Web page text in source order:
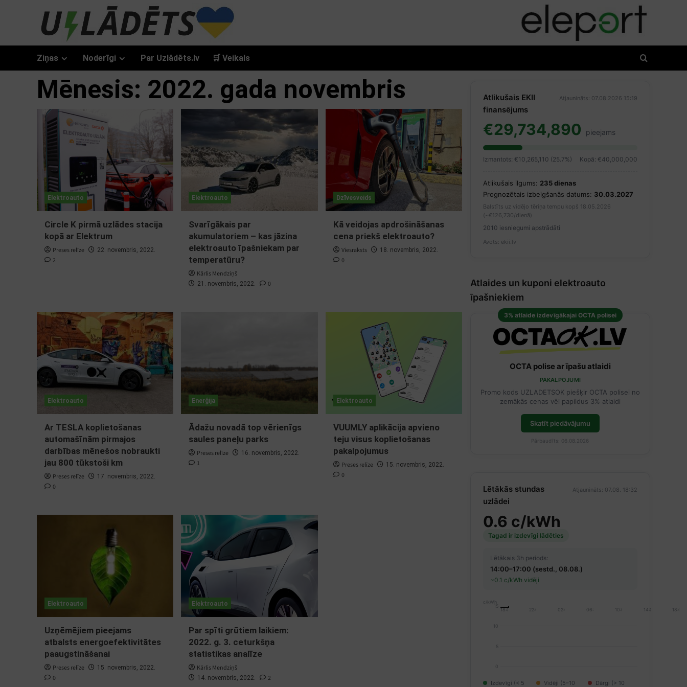
Ziņas Noderīgi Par Uzlādēts.lv 🛒 Veikals
Mēnesis: 2022. gada novembris
Elektroauto
Circle K pirmā uzlādes stacija
kopā ar Elektrum
Preses relīze 22. novembris, 2022.
2
Elektroauto
Svarīgākais par
akumulatoriem – kas jāzina
elektroauto īpašniekam par
temperatūru?
Kārlis Mendziņš
21. novembris, 2022. 0
Dzīvesveids
Kā veidojas apdrošināšanas
cena priekš elektroauto?
Viesraksts 18. novembris, 2022.
0
Elektroauto
Ar TESLA koplietošanas
automašīnām pirmajos
darbības mēnešos nobraukti
jau 800 tūkstoši km
Preses relīze 17. novembris, 2022.
0
Enerģija
Ādažu novadā top vērienīgs
saules paneļu parks
Preses relīze 16. novembris, 2022.
1
Elektroauto
VUUMLY aplikācija apvieno
teju visus koplietošanas
pakalpojumus
Preses relīze 15. novembris, 2022.
0
Elektroauto
Uzņēmējiem pieejams
atbalsts energoefektivitātes
paaugstināšanai
Preses relīze 15. novembris, 2022.
0
Elektroauto
Par spīti grūtiem laikiem:
2022. g. 3. ceturkšņa
statistikas analīze
Kārlis Mendziņš
14. novembris, 2022. 2
Atlikušais EKII
finansējums
Atjaunināts: 07.08.2026 15:19
€29,734,890 pieejams
Izmantots: €10,265,110 (25.7%) Kopā: €40,000,000
Atlikušais ilgums: 235 dienas
Prognozētais izbeigšanās datums: 30.03.2027
Balstīts uz vidējo tēriņa tempu kopš 18.05.2026
(~€126,730/dienā)
2010 iesniegumi apstrādāti
Avots: ekii.lv
Atlaides un kuponi elektroauto
īpašniekiem
3% atlaide izdevīgākajai OCTA polisei
OCTA polise ar īpašu atlaidi
PAKALPOJUMI
Promo kods UZLADETSOK piešķir OCTA polisei no
zemākās cenas vēl papildus 3% atlaidi
Skatīt piedāvājumu
Pārbaudīts: 06.08.2026
Lētākās stundas
uzlādei
Atjaunināts: 07.08. 18:32
0.6 c/kWh
Tagad ir izdevīgi lādēties
Lētākais 3h periods:
14:00–17:00 (sestd., 08.08.)
~0.1 c/kWh vidēji
c/kWh
0
5
10
15
18:00 22:00 02:00 06:00 10:00 14:00 18:00
Izdevīgi (< 5
Vidēji (5–10
Dārgi (> 10